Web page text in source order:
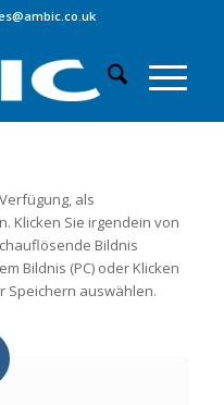
als
Klicken Sie irgendein von
Bildnis
Bildnis (PC) oder Klicken
Speichern auswählen.